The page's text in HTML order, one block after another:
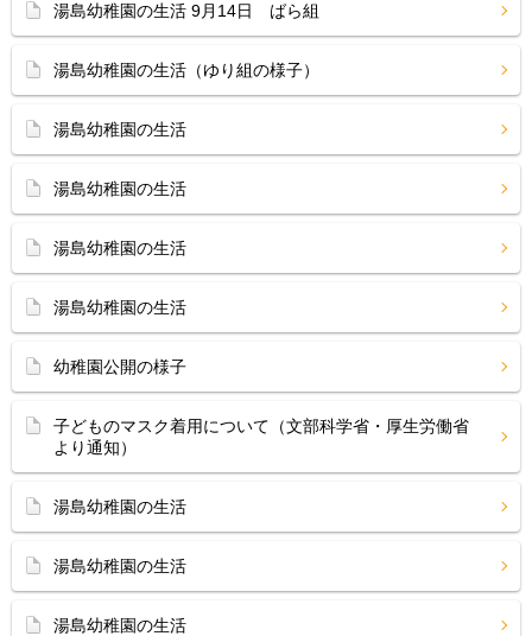
湯島幼稚園の生活 9月14日 ばら組
湯島幼稚園の生活（ゆり組の様子）
湯島幼稚園の生活
湯島幼稚園の生活
湯島幼稚園の生活
湯島幼稚園の生活
幼稚園公開の様子
子どものマスク着用について（文部科学省・厚生労働省
より通知）
湯島幼稚園の生活
湯島幼稚園の生活
湯島幼稚園の生活